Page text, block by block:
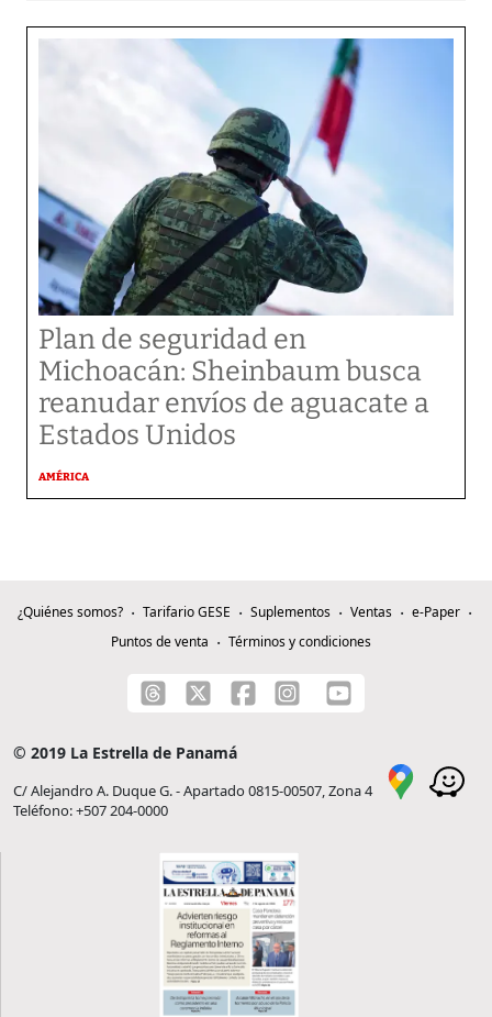
Plan de seguridad en
Michoacán: Sheinbaum busca
reanudar envíos de aguacate a
Estados Unidos
AMÉRICA
¿Quiénes somos? Tarifario GESE Suplementos Ventas
e-Paper
Puntos de venta
Términos y condiciones
© 2019 La Estrella de Panamá
C/ Alejandro A. Duque G. - Apartado 0815-00507, Zona 4
Teléfono: +507 204-0000